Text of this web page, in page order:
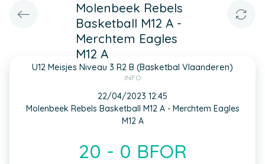
Molenbeek Rebels
Basketball M12 A -
Merchtem Eagles
M12 A
U12 Meisjes Niveau 3 R2 B (Basketbal Vlaanderen)
INFO
22/04/2023 12:45
Molenbeek Rebels Basketball M12 A - Merchtem Eagles
M12 A
20 - 0 BFOR